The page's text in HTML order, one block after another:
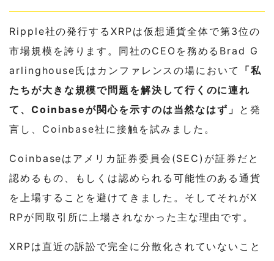
Ripple社の発行するXRPは仮想通貨全体で第3位の
市場規模を誇ります。同社のCEOを務めるBrad G
arlinghouse氏はカンファレンスの場において
「私
たちが大きな規模で問題を解決して行くのに連れ
て、Coinbaseが関心を示すのは当然なはず」 と発
言し、Coinbase社に接触を試みました。
Coinbaseはアメリカ証券委員会(SEC)が証券だと
認めるもの、もしくは認められる可能性のある通貨
を上場することを避けてきました。そしてそれがX
RPが同取引所に上場されなかった主な理由です。
XRPは直近の訴訟で完全に分散化されていないこと